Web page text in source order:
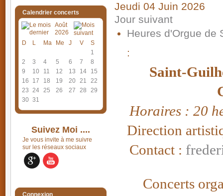
Calendrier concerts
Août
2026
D
L Ma Me J V
S
1
2
3 4 5 6 7
8
9
10 11 12 13 14
15
16
17 18 19 20 21
22
23 24 25 26 27 28
29
30 31
Suivez Moi ....
Je vous invite à me suivre
sur les réseaux sociaux
Connexion
Jeudi 04 Juin 2026
Jour suivant
Heures d'Orgue de
:
Saint-
Horaires : 20
Direction
Contact :
Concerts